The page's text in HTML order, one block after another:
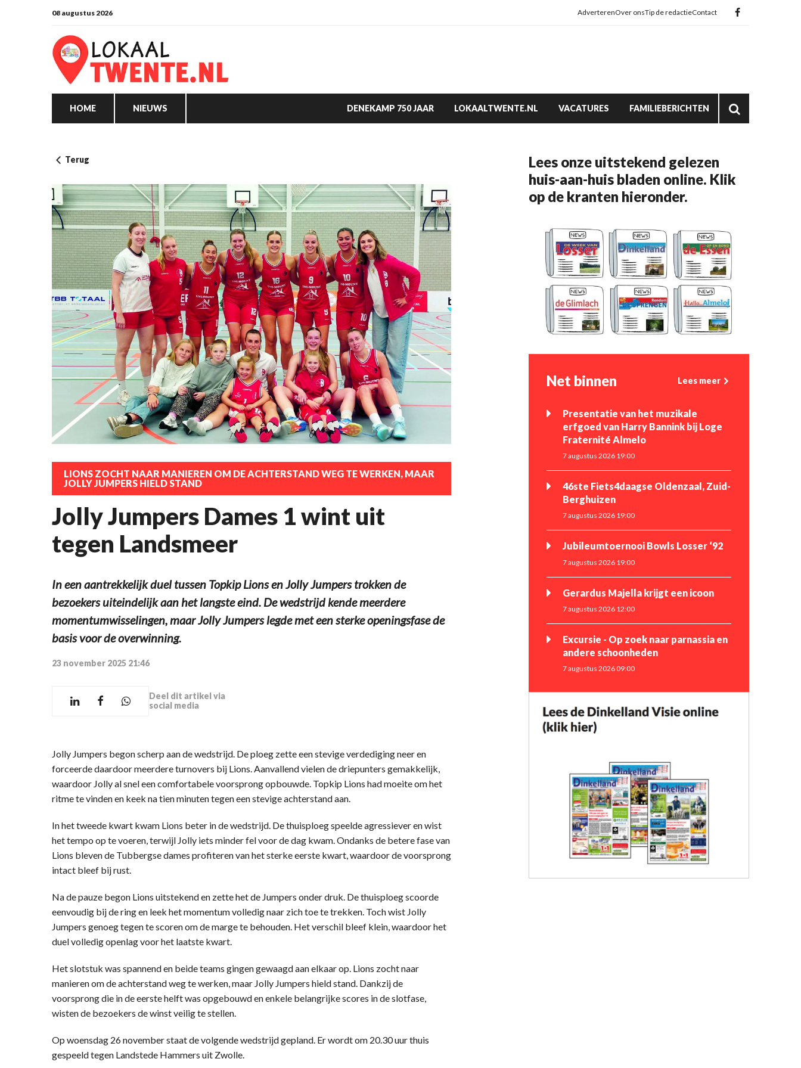
08 augustus 2026 AdverterenOver onsTip de redactieContact
HOME NIEUWS DENEKAMP 750 JAAR LOKAALTWENTE.NL VACATURES FAMILIEBERICHTEN
Terug
LIONS ZOCHT NAAR MANIEREN OM DE ACHTERSTAND WEG TE WERKEN, MAAR
JOLLY JUMPERS HIELD STAND
Jolly Jumpers Dames 1 wint uit
tegen Landsmeer
In een aantrekkelijk duel tussen Topkip Lions en Jolly Jumpers trokken de
bezoekers uiteindelijk aan het langste eind. De wedstrijd kende meerdere
momentumwisselingen, maar Jolly Jumpers legde met een sterke openingsfase de
basis voor de overwinning.
23 november 2025 21:46
Deel dit artikel via
social media
Jolly Jumpers begon scherp aan de wedstrijd. De ploeg zette een stevige verdediging neer en
forceerde daardoor meerdere turnovers bij Lions. Aanvallend vielen de driepunters gemakkelijk,
waardoor Jolly al snel een comfortabele voorsprong opbouwde. Topkip Lions had moeite om het
ritme te vinden en keek na tien minuten tegen een stevige achterstand aan.
In het tweede kwart kwam Lions beter in de wedstrijd. De thuisploeg speelde agressiever en wist
het tempo op te voeren, terwijl Jolly iets minder fel voor de dag kwam. Ondanks de betere fase van
Lions bleven de Tubbergse dames profiteren van het sterke eerste kwart, waardoor de voorsprong
intact bleef bij rust.
Na de pauze begon Lions uitstekend en zette het de Jumpers onder druk. De thuisploeg scoorde
eenvoudig bij de ring en leek het momentum volledig naar zich toe te trekken. Toch wist Jolly
Jumpers genoeg tegen te scoren om de marge te behouden. Het verschil bleef klein, waardoor het
duel volledig openlag voor het laatste kwart.
Het slotstuk was spannend en beide teams gingen gewaagd aan elkaar op. Lions zocht naar
manieren om de achterstand weg te werken, maar Jolly Jumpers hield stand. Dankzij de
voorsprong die in de eerste helft was opgebouwd en enkele belangrijke scores in de slotfase,
wisten de bezoekers de winst veilig te stellen.
Op woensdag 26 november staat de volgende wedstrijd gepland. Er wordt om 20.30 uur thuis
gespeeld tegen Landstede Hammers uit Zwolle.
Lees onze uitstekend gelezen
huis-aan-huis bladen online. Klik
op de kranten hieronder.
Net binnen Lees meer
Presentatie van het muzikale
erfgoed van Harry Bannink bij Loge
Fraternité Almelo
7 augustus 2026 19:00
46ste Fiets4daagse Oldenzaal, Zuid-
Berghuizen
7 augustus 2026 19:00
Jubileumtoernooi Bowls Losser ‘92
7 augustus 2026 19:00
Gerardus Majella krijgt een icoon
7 augustus 2026 12:00
Excursie - Op zoek naar parnassia en
andere schoonheden
7 augustus 2026 09:00